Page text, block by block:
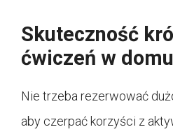
Skuteczność
ćwiczeń w domu
Nie trzeba rezerwować
aby czerpać korzyści z